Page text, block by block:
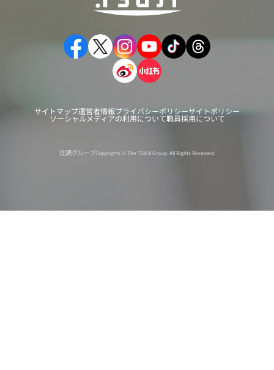
サイトマップ運営者情報プライバシーポリシーサイトポリシー
ソーシャルメディアの利用について職員採用について
辻調グループCopyrights © The TSUJI Group. All Rights Reserved.